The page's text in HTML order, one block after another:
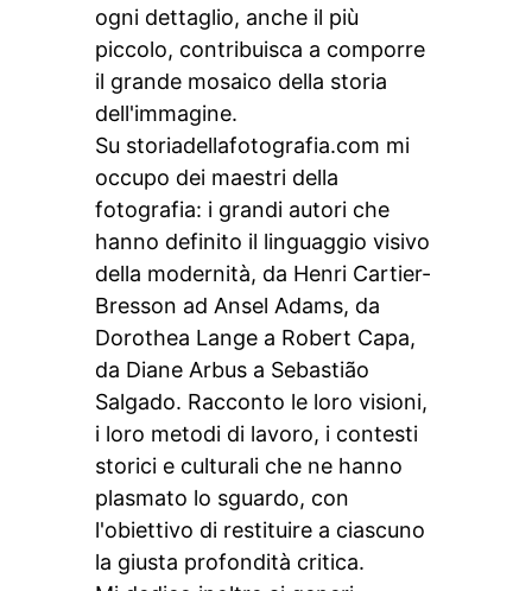
ogni dettaglio, anche il più
piccolo, contribuisca a comporre
il grande mosaico della storia
dell'immagine.
Su storiadellafotografia.com mi
occupo dei maestri della
fotografia: i grandi autori che
hanno definito il linguaggio visivo
della modernità, da Henri Cartier-
Bresson ad Ansel Adams, da
Dorothea Lange a Robert Capa,
da Diane Arbus a Sebastião
Salgado. Racconto le loro visioni,
i loro metodi di lavoro, i contesti
storici e culturali che ne hanno
plasmato lo sguardo, con
l'obiettivo di restituire a ciascuno
la giusta profondità critica.